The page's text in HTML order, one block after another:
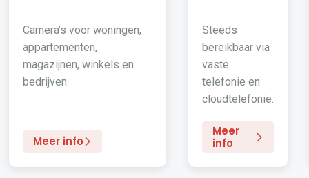
Camera’s voor woningen,
appartementen,
magazijnen, winkels en
bedrijven.
Meer info
Steeds
bereikbaar via
vaste
telefonie en
cloudtelefonie.
Meer
info